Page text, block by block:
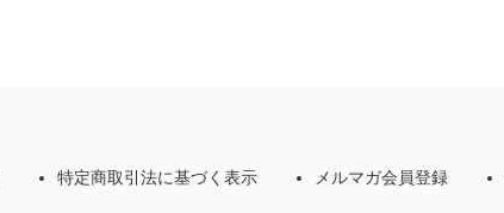
特定商取引法に基づく表示 メルマガ会員登録